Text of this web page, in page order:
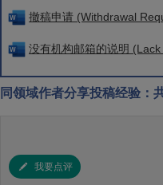
撤稿申请 (Withdrawal
没有机构邮箱的说明
同领域作者分享投稿经验：
我要点评